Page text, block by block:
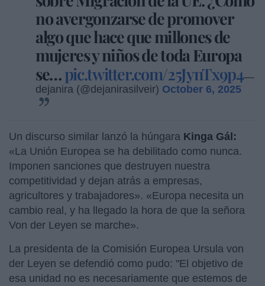
no avergonzarse de promover
algo que hace que millones de
mujeres y niños de toda Europa
se…pic.twitter.com/25JynTx9p4—
dejanira (@dejanirasilveir) October 6, 2025
Un discurso similar lanzó la húngara Kinga Gál:
«La Unión Europea se ha debilitado como nunca.
Imponen sanciones que destruyen nuestra
competitividad y dejan atrás a empresas,
agricultores y trabajadores». «Europa necesita un
cambio real, y ha llegado la hora de que la señora
Von der Leyen se marche».
La presidenta de la Comisión Europea Ursula von
der Leyen se defendió como pudo: "El objetivo de
esa unidad no es necesariamente que estemos de